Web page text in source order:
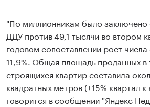
"По миллионникам было
ДДУ против 49,1 тысячи во втором
годовом сопоставлении рост
11,9%. Общая площадь проданных в
строящихся квартир составила
квадратных метров (+15% квартал к
говорится в сообщении "Яндекс